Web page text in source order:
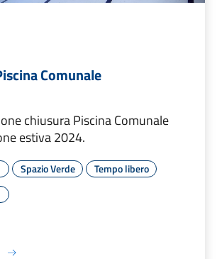
Comunale
chiusura Piscina Comunale
estiva 2024.
Spazio Verde
Tempo libero